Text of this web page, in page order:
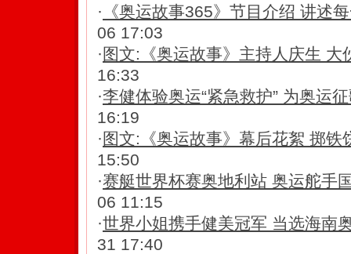
· 《奥运故事365》节目介绍 讲述
06 17:03
· 图文:《奥运故事》主持人庆生 大
16:33
·李健体验奥运“紧急救护” 为奥运
16:19
· 图文:《奥运故事》幕后花絮 掷铁
15:50
·赛艇世界杯赛奥地利站 奥运舵手
06 11:15
·世界小姐携手健美冠军 当选海南
31 17:40